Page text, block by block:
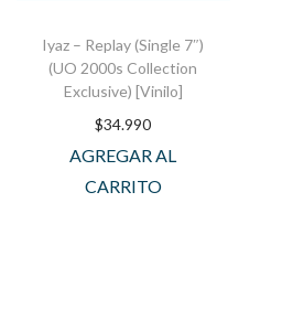
Iyaz – Replay (Single 7″)
(UO 2000s Collection
Exclusive) [Vinilo]
$34.990
AGREGAR AL
CARRITO